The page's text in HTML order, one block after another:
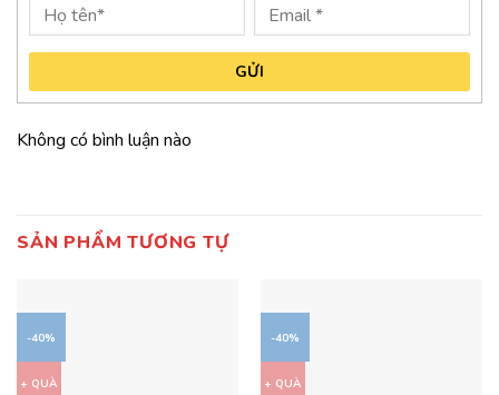
GỬI
Không có bình luận nào
SẢN PHẨM TƯƠNG TỰ
-40%
+ QUÀ
-40%
+ QUÀ